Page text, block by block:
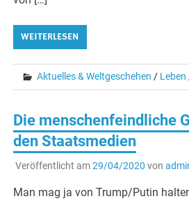
WEITERLESEN
Aktuelles & Weltgeschehen / Leben
Die menschenfeindliche
den Staatsmedien
Veröffentlicht am29/04/2020 von
Man mag ja von Trump/Putin